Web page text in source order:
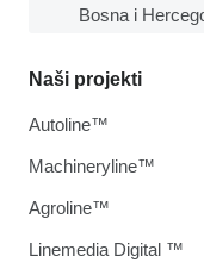
Bosna i
Naši projekti
Autoline™
Machineryline™
Agroline™
Linemedia Digital ™